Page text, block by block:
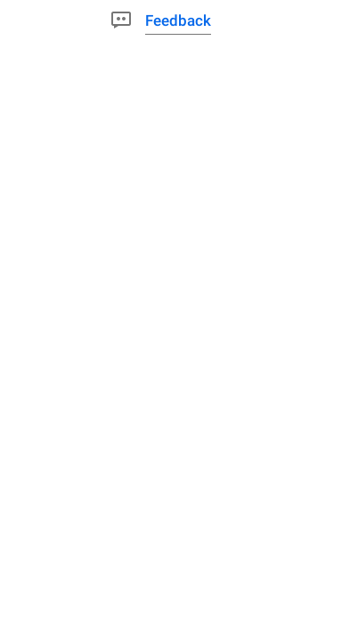
Feedback